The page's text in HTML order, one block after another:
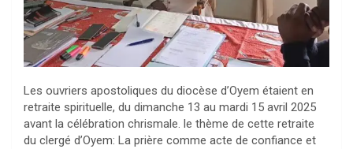
Les ouvriers apostoliques du diocèse d’Oyem étaient en
retraite spirituelle, du dimanche 13 au mardi 15 avril 2025
avant la célébration chrismale. le thème de cette retraite
du clergé d’Oyem: La prière comme acte de confiance et